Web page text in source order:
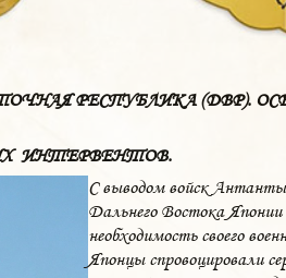
РЕСПУБЛИКА (ДВР).
ИНТЕРВЕНТОВ.
С выводом войск Антанты
Дальнего Востока Японии
необходимость своего
Японцы спровоцировали